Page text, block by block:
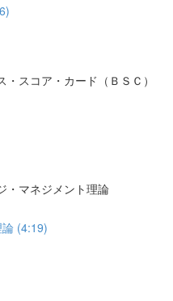
スコア・カード（ＢＳＣ）
マネジメント理論
(4:19)